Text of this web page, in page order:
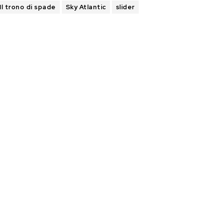
Il trono di spade Sky Atlantic slider